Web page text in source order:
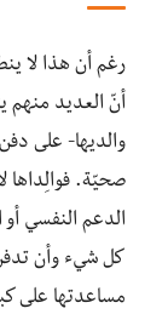
رغم أن هذا لا
أنّ العديد منهم
والديها- على
صحيّة. فوالِداها
الدعم النفسي أو
كل شيء وأن
مساعدتها على